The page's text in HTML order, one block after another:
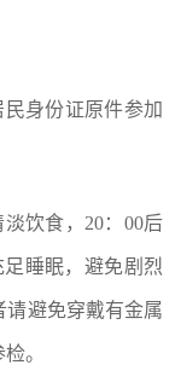
民身份证原件参加
饮食， 20：00后
睡眠，避免剧烈
请避免穿戴有金属
。